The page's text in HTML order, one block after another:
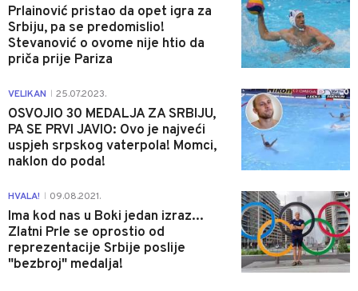
Prlainović pristao da opet igra za
Srbiju, pa se predomislio!
Stevanović o ovome nije htio da
priča prije Pariza
VELIKAN 25.07.2023.
OSVOJIO 30 MEDALJA ZA SRBIJU,
PA SE PRVI JAVIO: Ovo je najveći
uspjeh srpskog vaterpola! Momci,
naklon do poda!
0
HVALA! 09.08.2021.
Ima kod nas u Boki jedan izraz...
Zlatni Prle se oprostio od
reprezentacije Srbije poslije
"bezbroj" medalja!
0